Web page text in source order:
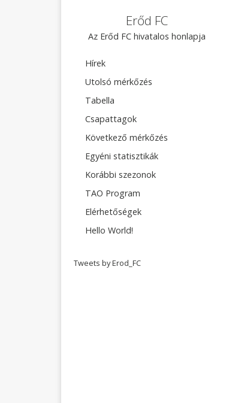
Erőd FC
Az Erőd FC hivatalos honlapja
Hírek
Utolsó mérkőzés
Tabella
Csapattagok
Következő mérkőzés
Egyéni statisztikák
Korábbi szezonok
TAO Program
Elérhetőségek
Hello World!
Tweets by Erod_FC